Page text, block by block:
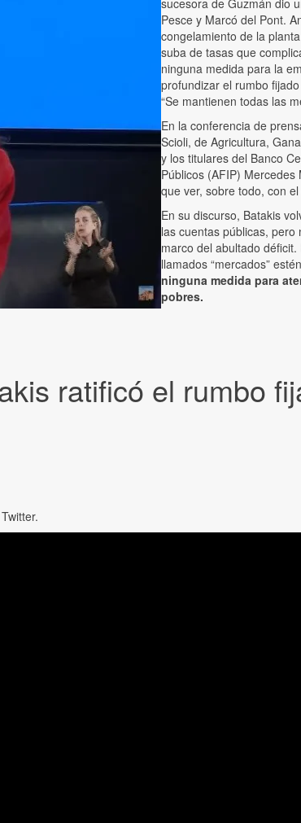
ratificó el rumbo
sucesora de Guzmán dio
Pesce y Marcó del Pont.
congelamiento de la
suba de tasas que
ninguna medida para la
profundizar el rumbo
“Se mantienen todas las
En la conferencia de
Scioli, de Agricultura,
y los titulares del Banco
Públicos (AFIP)
que ver, sobre todo, con
En su discurso, Batakis
las cuentas públicas,
marco del abultado
llamados “mercados”
ninguna medida para
pobres.